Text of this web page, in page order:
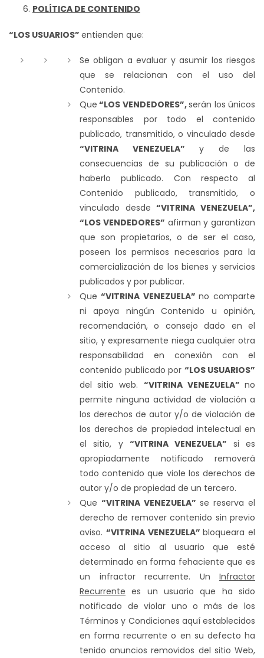
POLÍTICA DE CONTENIDO
“LOS USUARIOS” entienden que:
Se obligan a evaluar y asumir los riesgos
que se relacionan con el uso del
Contenido.
Que “LOS VENDEDORES”,serán los únicos
responsables por todo el contenido
publicado, transmitido, o vinculado desde
“VITRINA VENEZUELA” y de las
consecuencias de su publicación o de
haberlo publicado. Con respecto al
Contenido publicado, transmitido, o
vinculado desde“VITRINA VENEZUELA”,
“LOS VENDEDORES” afirman y garantizan
que son propietarios, o de ser el caso,
poseen los permisos necesarios para la
comercialización de los bienes y servicios
publicados y por publicar.
Que “VITRINA VENEZUELA”no comparte
ni apoya ningún Contenido u opinión,
recomendación, o consejo dado en el
sitio, y expresamente niega cualquier otra
responsabilidad en conexión con el
contenido publicado por “LOS USUARIOS”
del sitio web. “VITRINA VENEZUELA”no
permite ninguna actividad de violación a
los derechos de autor y/o de violación de
los derechos de propiedad intelectual en
el sitio, y “VITRINA VENEZUELA” si es
apropiadamente notificado removerá
todo contenido que viole los derechos de
autor y/o de propiedad de un tercero.
Que “VITRINA VENEZUELA” se reserva el
derecho de remover contenido sin previo
aviso. “VITRINA VENEZUELA”bloqueara el
acceso al sitio al usuario que esté
determinado en forma fehaciente que es
un infractor recurrente. Un Infractor
Recurrente es un usuario que ha sido
notificado de violar uno o más de los
Términos y Condiciones aquí establecidos
en forma recurrente o en su defecto ha
tenido anuncios removidos del sitio Web,